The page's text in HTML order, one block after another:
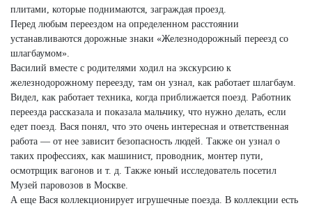
плитами, которые поднимаются, заграждая проезд.
Перед любым переездом на определенном расстоянии
устанавливаются дорожные знаки «Железнодорожный переезд со
шлагбаумом».
Василий вместе с родителями ходил на экскурсию к
железнодорожному переезду, там он узнал, как работает шлагбаум.
Видел, как работает техника, когда приближается поезд. Работник
переезда рассказала и показала мальчику, что нужно делать, если
едет поезд. Вася понял, что это очень интересная и ответственная
работа — от нее зависит безопасность людей. Также он узнал о
таких профессиях, как машинист, проводник, монтер пути,
осмотрщик вагонов и т. д. Также юный исследователь посетил
Музей паровозов в Москве.
А еще Вася коллекционирует игрушечные поезда. В коллекции есть